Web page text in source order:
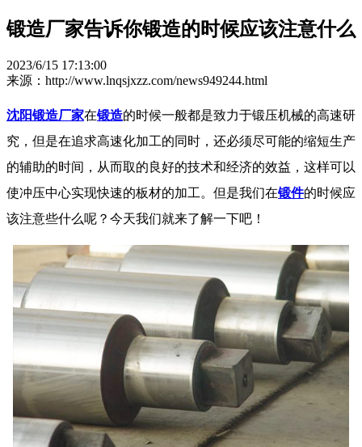
锻造厂家告诉你锻造的时候应该注意什么
2023/6/15 17:13:00
来源：http://www.lnqsjxzz.com/news949244.html
沈阳锻造厂家在锻造的时候一般都是致力于锻压机械的高速研
究，但是在追求高速化加工的同时，还必须尽可能的缩短生产
的辅助的时间，从而取的良好的技术和经济的效益，这样可以
使冲压中心实现快速的板材的加工。但是我们在锻件的时候应
该注意些什么呢？今天我们就来了解一下吧！